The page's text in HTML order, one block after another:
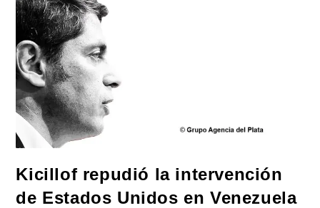
La
Intervención
Kicillof repudió la intervención
de Estados Unidos en Venezuela